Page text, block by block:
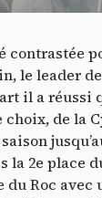
contrastée
le leader de
il a réussi
de la
la 2e place
du Roc avec